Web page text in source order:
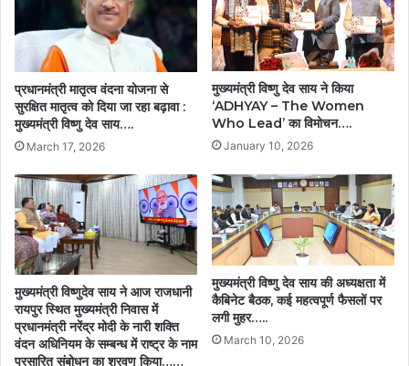
प्रधानमंत्री मातृत्व वंदना योजना से
सुरक्षित मातृत्व को दिया जा रहा बढ़ावा :
मुख्यमंत्री विष्णु देव साय….
March 17, 2026
मुख्यमंत्री विष्णु देव साय ने किया
‘ADHYAY – The Women
Who Lead’ का विमोचन….
January 10, 2026
मुख्यमंत्री विष्णुदेव साय ने आज राजधानी
रायपुर स्थित मुख्यमंत्री निवास में
प्रधानमंत्री नरेंद्र मोदी के नारी शक्ति
वंदन अधिनियम के सम्बन्ध में राष्ट्र के नाम
प्रसारित संबोधन का श्रवण किया……
मुख्यमंत्री विष्णु देव साय की अध्यक्षता में
कैबिनेट बैठक, कई महत्वपूर्ण फैसलों पर
लगी मुहर…..
March 10, 2026